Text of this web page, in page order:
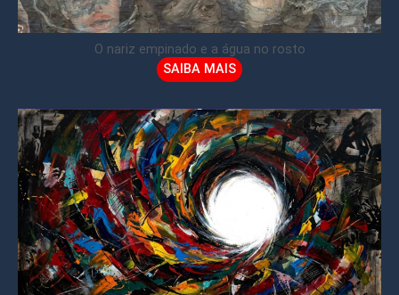
O nariz empinado e a água no rosto
SAIBA MAIS